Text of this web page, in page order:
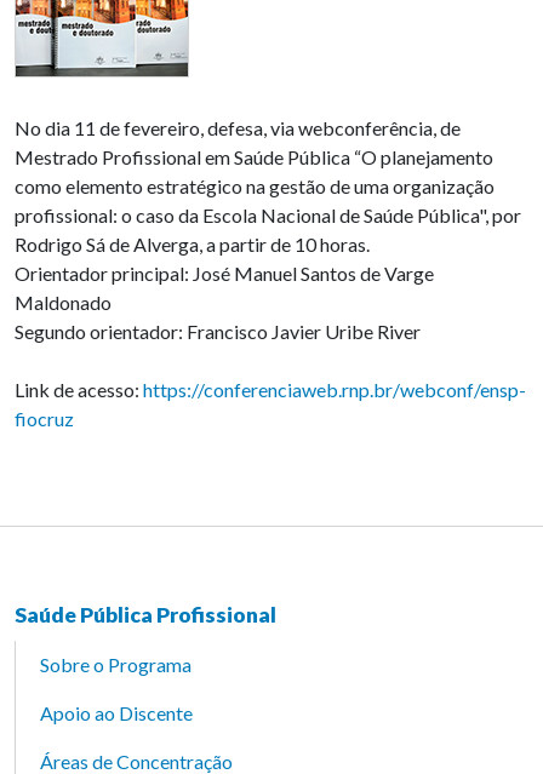
No dia 11 de fevereiro, defesa, via webconferência, de
Mestrado Profissional em Saúde Pública “O planejamento
como elemento estratégico na gestão de uma organização
profissional: o caso da Escola Nacional de Saúde Pública", por
Rodrigo Sá de Alverga, a partir de 10 horas.
Orientador principal: José Manuel Santos de Varge
Maldonado
Segundo orientador: Francisco Javier Uribe River
Link de acesso: https://conferenciaweb.rnp.br/webconf/ensp-
fiocruz
Saúde Pública Profissional
Sobre o Programa
Apoio ao Discente
Áreas de Concentração